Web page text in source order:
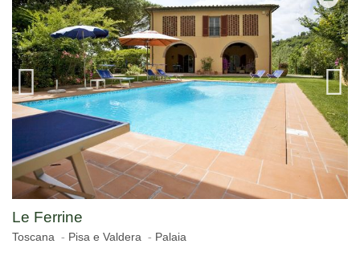
Le Ferrine
Toscana Pisa e Valdera Palaia